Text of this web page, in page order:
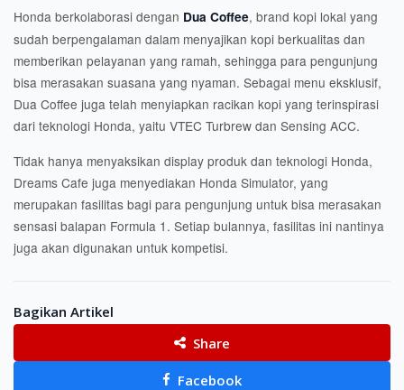
Honda berkolaborasi dengan Dua Coffee, brand kopi lokal yang
sudah berpengalaman dalam menyajikan kopi berkualitas dan
memberikan pelayanan yang ramah, sehingga para pengunjung
bisa merasakan suasana yang nyaman. Sebagai menu eksklusif,
Dua Coffee juga telah menyiapkan racikan kopi yang terinspirasi
dari teknologi Honda, yaitu VTEC Turbrew dan Sensing ACC.
Tidak hanya menyaksikan display produk dan teknologi Honda,
Dreams Cafe juga menyediakan Honda Simulator, yang
merupakan fasilitas bagi para pengunjung untuk bisa merasakan
sensasi balapan Formula 1. Setiap bulannya, fasilitas ini nantinya
juga akan digunakan untuk kompetisi.
Bagikan Artikel
Share
Facebook